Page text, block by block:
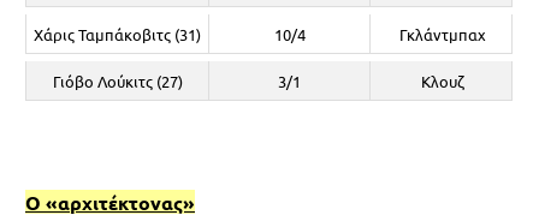
Χάρις Ταμπάκοβιτς (31) 10/4 Γκλάντμπαχ
Γιόβο Λούκιτς (27) 3/1 Κλουζ
Ο «αρχιτέκτονας»